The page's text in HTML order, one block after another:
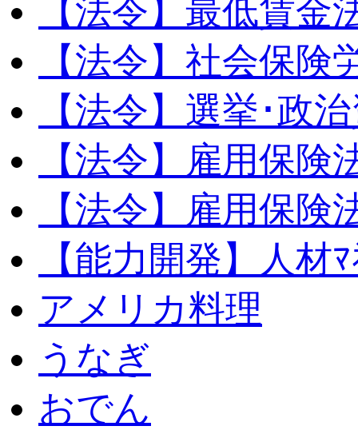
【法令】最低賃金
【法令】社会保険
【法令】選挙･政
【法令】雇用保険
【法令】雇用保険
【能力開発】人材
アメリカ料理
うなぎ
おでん